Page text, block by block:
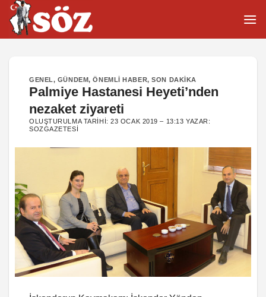
İçeriğe
atla
GENEL, GÜNDEM,ÖNEMLI HABER,SON DAKIKA
Palmiye Hastanesi Heyeti’nden
nezaket ziyareti
OLUŞTURULMA TARIHI:23 OCAK 2019 – 13:13 YAZAR:
SOZGAZETESI